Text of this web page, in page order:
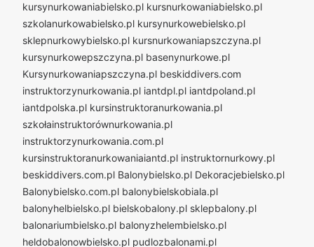
kursynurkowaniabielsko.pl kursnurkowaniabielsko.pl
szkolanurkowabielsko.pl kursynurkowebielsko.pl
sklepnurkowybielsko.pl kursnurkowaniapszczyna.pl
kursynurkowepszczyna.pl basenynurkowe.pl
Kursynurkowaniapszczyna.pl beskiddivers.com
instruktorzynurkowania.pl iantdpl.pl iantdpoland.pl
iantdpolska.pl kursinstruktoranurkowania.pl
szkołainstruktorównurkowania.pl
instruktorzynurkowania.com.pl
kursinstruktoranurkowaniaiantd.pl instruktornurkowy.pl
beskiddivers.com.pl Balonybielsko.pl Dekoracjebielsko.pl
Balonybielsko.com.pl balonybielskobiala.pl
balonyhelbielsko.pl bielskobalony.pl sklepbalony.pl
balonariumbielsko.pl balonyzhelembielsko.pl
heldobalonowbielsko.pl pudlozbalonami.pl